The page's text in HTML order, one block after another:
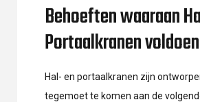
Behoeften waaraan
Portaalkranen voldoen
Hal- en portaalkranen zijn
tegemoet te komen aan de